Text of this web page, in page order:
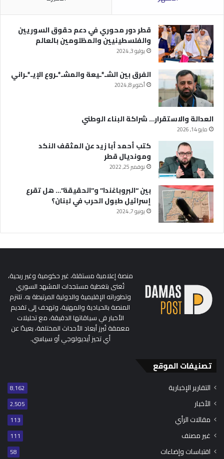
قطر دور محوري في دعم حقوق السوريين
والفلسطينيين والمظلومين بالعالم
يوليو 3, 2024
الفرق بين الشـ*ـيعة والمشـ*ـروع الإيـ*ـراني
أكتوبر 8, 2024
العدالة والاستقرار… شراكة البناء الوطني
مايو 14, 2026
كتب أحمد أبا زيد عن المثقف النكد
ومونديال قطر
نوفمبر 25, 2022
بين “البروباغندا” و”الحقيقة”… هل تقرع
إسرائيل طبول الحرب في لبنان؟
يونيو 7, 2024
منصة إعلامية مستقلة، غير حكومية وغير ربحية،
تُعنى بتغطية مستجدات المشهد السوري
وتطوراته الإقليمية والدولية المرتبطة به. تلتزم
المنصة بالحيادية والمهنية، وتهدف إلى تقديم
الأخبار في سياقاتها الدقيقة، مع تحليلات
معمقة تُبرز أبعاد الأحداث المختلفة، بعيدًا عن
أي تحيز أيديولوجي أو سياسي.
تصنيفات الموقع
التقارير الإخبارية 8٬162
الأخبار 2٬505
مقالات الرأي 113
غير مصنف 111
اقتباسات وإضاءات 58